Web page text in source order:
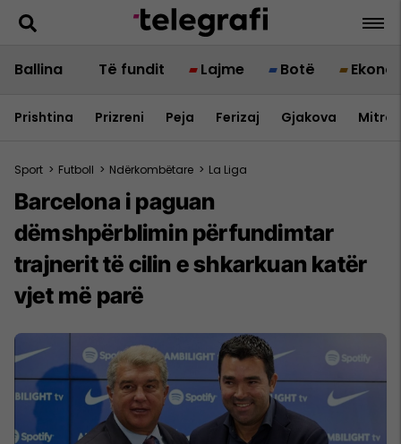
Ballina Të fundit Lajme Botë
Prishtina Prizreni Peja Ferizaj Gjakova
Sport > Futboll > Ndërkombëtare > La Liga
Barcelona i paguan
dëmshpërblimin përfundimtar
trajnerit të cilin e shkarkuan katër
vjet më parë